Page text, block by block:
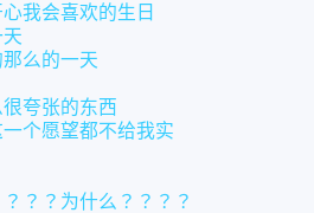
我会喜欢的生日
么的一天
夸张的东西
个愿望都不给我实
？？为什么？？？？